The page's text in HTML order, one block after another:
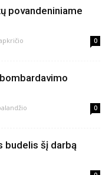
povandeniniame
0
0
budelis šį darbą